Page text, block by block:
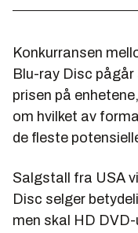
Konkurransen
Blu-ray Disc
prisen på
om hvilket av
de fleste
Salgstall fra USA
Disc selger
men skal HD